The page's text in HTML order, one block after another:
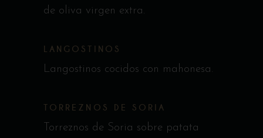
de oliva virgen extra.
LANGOSTINOS
Langostinos cocidos con mahonesa.
TORREZNOS DE SORIA
Torreznos de Soria sobre patata